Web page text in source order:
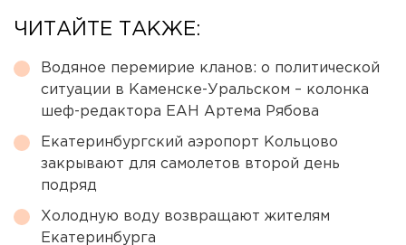
ЧИТАЙТЕ ТАКЖЕ:
Водяное перемирие кланов: о политической
ситуации в Каменске-Уральском – колонка
шеф-редактора ЕАН Артема Рябова
Екатеринбургский аэропорт Кольцово
закрывают для самолетов второй день
подряд
Холодную воду возвращают жителям
Екатеринбурга